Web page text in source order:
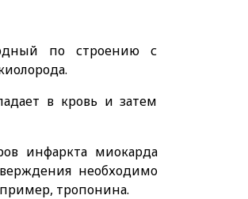
по строению с
в кровь и затем
инфаркта миокарда
необходимо
тропонина.